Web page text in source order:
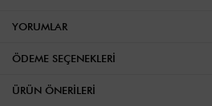
YORUMLAR
ÖDEME SEÇENEKLERI
ÜRÜN ÖNERILERI